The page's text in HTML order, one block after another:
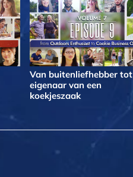
Van buitenliefhebber tot
eigenaar van een
koekjeszaak